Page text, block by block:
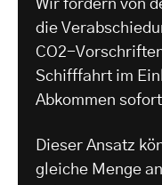
Wir fordern von
die
CO2-
Schifffahrt im
Abkommen
Dieser Ansatz
gleiche Menge